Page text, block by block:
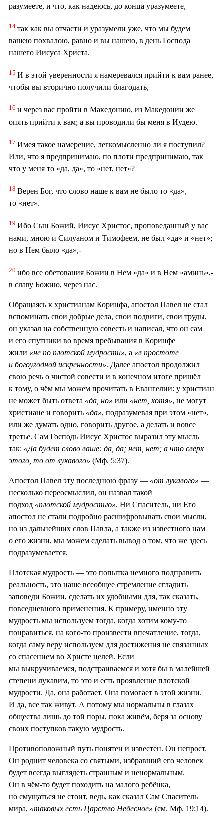
разумеете, и что, как надеюсь, до конца уразумеете,
14 так как вы отчасти и уразумели уже, что мы будем
вашею похвалою, равно и вы нашею, в день Господа
нашего Иисуса Христа.
15 И в этой уверенности я намеревался прийти к вам ранее,
чтобы вы вторично получили благодать,
16 и через вас пройти в Македонию, из Македонии же
опять прийти к вам; а вы проводили бы меня в Иудею.
17 Имея такое намерение, легкомысленно ли я поступил?
Или, что я предпринимаю, по плоти предпринимаю, так
что у меня то «да, да», то «нет, нет»?
18 Верен Бог, что слово наше к вам не было то «да»,
то «нет».
19 Ибо Сын Божий, Иисус Христос, проповеданный у вас
нами, мною и Силуаном и Тимофеем, не был «да» и «нет»;
но в Нем было «да»,-
20 ибо все обетования Божии в Нем «да» и в Нем «аминь»,-
в славу Божию, через нас.
Обращаясь к христианам Коринфа, апостол Павел не стал
вспоминать свои добрые дела, свои подвиги, свои труды,
он указал на собственную совесть и написал, что он сам
и его спутники во время пребывания в Коринфе
жили «не по плотской мудрости», а «в простоте
и богоугодной искренности». Далее апостол продолжил
свою речь о чистой совести и в конечном итоге пришёл
к тому, о чём мы можем прочитать в Евангелии: у христиан
не может быть ответа «да, но» или «нет, хотя», не могут
христиане и говорить «да», подразумевая при этом «нет»,
или же думать одно, говорить другое, а делать и вовсе
третье. Сам Господь Иисус Христос выразил эту мысль
так: «Да будет слово ваше: да, да; нет, нет; а что сверх
этого, то от лукавого» (Мф. 5:37).
Апостол Павел эту последнюю фразу — «от лукавого» —
несколько переосмыслил, он назвал такой
подход «плотской мудростью». Ни Спаситель, ни Его
апостол не стали подробно расшифровывать свои мысли,
но из дальнейших слов Павла, а также из известного нам
о его жизни, мы можем сделать вывод о том, что же здесь
подразумевается.
Плотская мудрость — это попытка немного подправить
реальность, это наше всеобщее стремление сгладить
заповеди Божии, сделать их удобными для, так сказать,
повседневного применения. К примеру, именно эту
мудрость мы используем тогда, когда хотим кому-то
понравиться, на кого-то произвести впечатление, тогда,
когда саму веру используем для достижения не связанных
со спасением во Христе целей. Если
мы выкручиваемся, подстраиваемся и хотя бы в малейшей
степени лукавим, то это и есть проявление плотской
мудрости. Да, она работает. Она помогает в этой жизни.
И да, все так живут. А потому мы нормальны в глазах
общества лишь до той поры, пока живём, беря за основу
своих поступков такую мудрость.
Противоположный путь понятен и известен. Он непрост.
Он роднит человека со святыми, избравший его человек
будет всегда выглядеть странным и ненормальным.
Он в чём-то будет походить на малого ребёнка,
но смущаться не стоит, ведь, как сказал Сам Спаситель
мира, «таковых есть Царство Небесное» (см. Мф. 19:14).